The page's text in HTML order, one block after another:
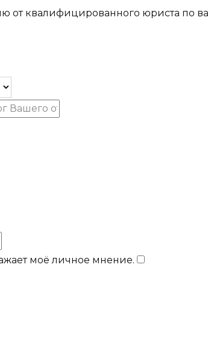
от квалифицированного юриста по
моё личное мнение.